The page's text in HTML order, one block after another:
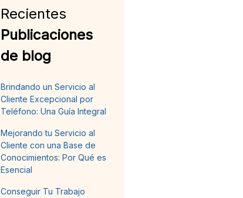
Recientes
Publicaciones
de blog
Brindando un Servicio al
Cliente Excepcional por
Teléfono: Una Guía Integral
Mejorando tu Servicio al
Cliente con una Base de
Conocimientos: Por Qué es
Esencial
Conseguir Tu Trabajo